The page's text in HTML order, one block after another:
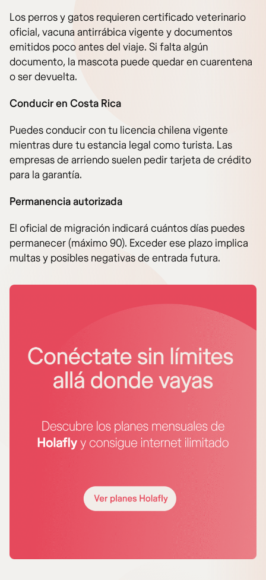
Los perros y gatos requieren certificado veterinario
oficial, vacuna antirrábica vigente y documentos
emitidos poco antes del viaje. Si falta algún
documento, la mascota puede quedar en cuarentena
o ser devuelta.
Conducir en Costa Rica
Puedes conducir con tu licencia chilena vigente
mientras dure tu estancia legal como turista. Las
empresas de arriendo suelen pedir tarjeta de crédito
para la garantía.
Permanencia autorizada
El oficial de migración indicará cuántos días puedes
permanecer (máximo 90). Exceder ese plazo implica
multas y posibles negativas de entrada futura.